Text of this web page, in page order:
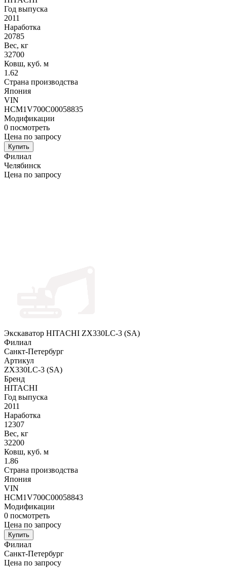
Год выпуска
2011
Наработка
20785
Вес, кг
32700
Ковш, куб. м
1.62
Страна производства
Япония
VIN
HCM1V700C00058835
Модификации
0 посмотреть
Цена по запросу
Купить
Филиал
Челябинск
Цена по запросу
Экскаватор HITACHI ZX330LC-3 (SA)
Филиал
Санкт-Петербург
Артикул
ZX330LC-3 (SA)
Бренд
HITACHI
Год выпуска
2011
Наработка
12307
Вес, кг
32200
Ковш, куб. м
1.86
Страна производства
Япония
VIN
HCM1V700C00058843
Модификации
0 посмотреть
Цена по запросу
Купить
Филиал
Санкт-Петербург
Цена по запросу